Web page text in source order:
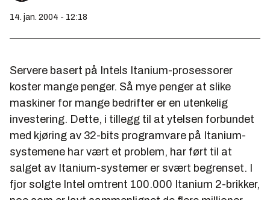
14. jan. 2004 - 12:18
Servere basert på Intels Itanium-prosessorer
koster mange penger. Så mye penger at slike
maskiner for mange bedrifter er en utenkelig
investering. Dette, i tillegg til at ytelsen forbundet
med kjøring av 32-bits programvare på Itanium-
systemene har vært et problem, har ført til at
salget av Itanium-systemer er svært begrenset. I
fjor solgte Intel omtrent 100.000 Itanium 2-brikker,